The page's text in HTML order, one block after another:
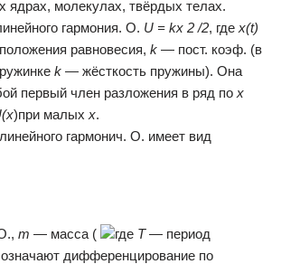
ядрах, молекулах, твёрдых телах.
гармония. О. U = kx 2 /2, где x(t)
равновесия, k — пост. коэф. (в
k — жёсткость пружины). Она
первый член разложения в ряд по х
)при малых х.
гармонич. О. имеет вид
т — масса ( где Т— период
означают дифференцирование по